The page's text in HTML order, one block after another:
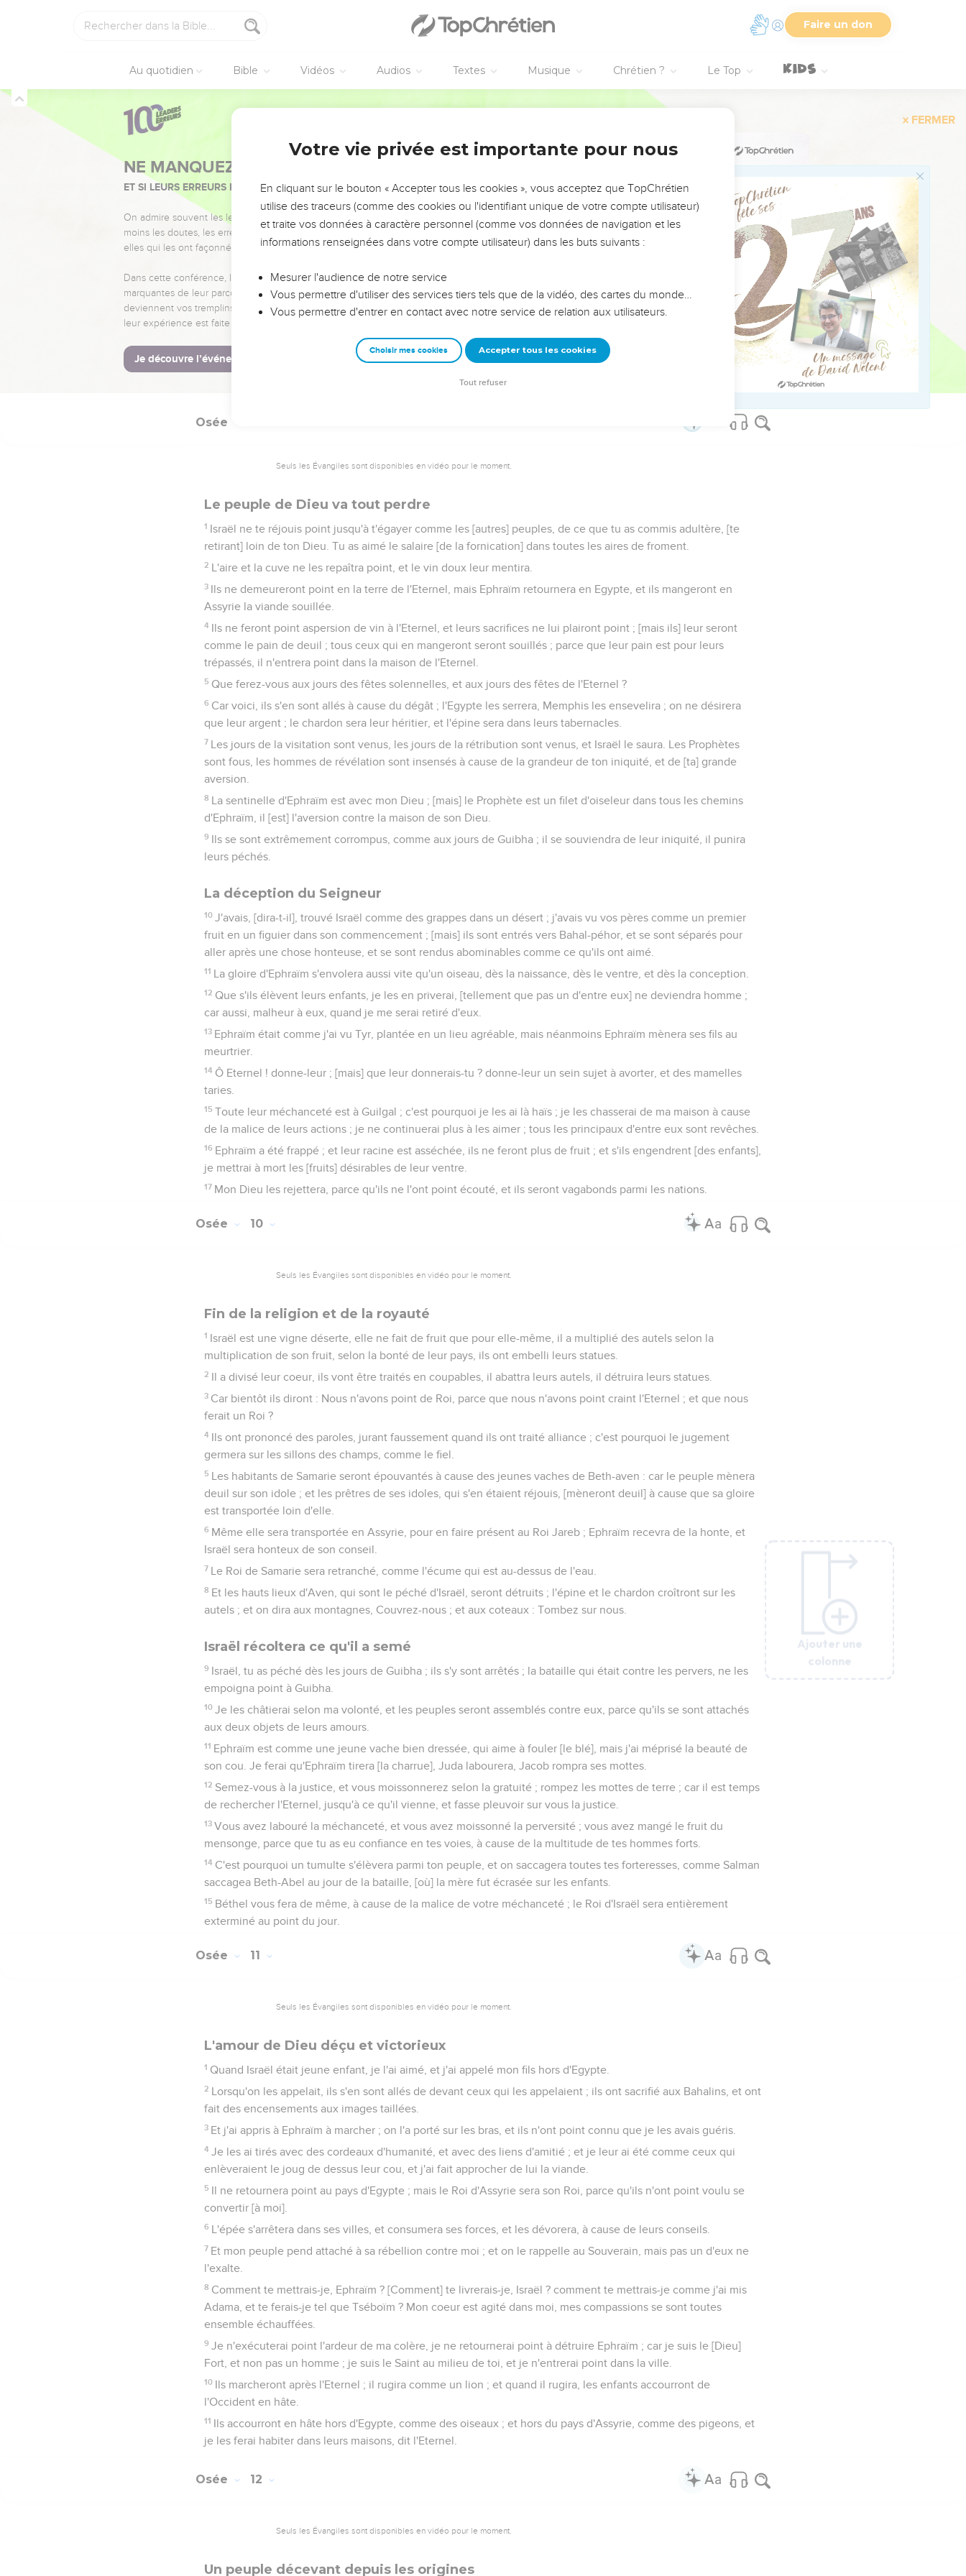
Faire un don
Au quotidien Bible Vidéos Audios Textes Musique Chrétien ? Le Top
des dieux de leur or et de leur argent ; c'est pourquoi ils seront retranchés.
[s'adonner] à l'innocence ?
Car il est aussi d'Israël, l'orfèvre l'a fait, et il n'est point Dieu ; c'est pourquoi le veau de Samarie sera mis en
point de farine, et s'il en fait, les étrangers la dévoreront.
8 Israël est dévoré ; il est maintenant entre les nations comme un vaisseau dont on ne se soucie point.
9 Car ils sont montés vers le Roi d'Assyrie qui est un âne sauvage, se tenant seul à part ; Ephraïm a donné des
gages à ceux qu'il aimait.
10 Et parce qu'ils ont donné des gages aux nations, je les assemblerai maintenant ; on y a même commencé
quelque peu, à cause de l'impôt [pour] le Roi des Princes.
12 Je lui ai écrit les grandes choses de ma Loi, [mais] elles sont estimées comme des lois étrangères.
Quant aux sacrifices qui me sont offerts, ils sacrifient de la chair, et la mangent ; [mais] l'Eternel ne les
accepte point, et maintenant il se souviendra de leur iniquité, et punira leurs péchés ; ils retourneront en
14 Israël a mis en oubli celui qui l'a fait, et il a bâti des palais ; et Juda a fait plusieurs villes fortes ; c'est pourquoi
j'enverrai le feu dans les villes de celui ci, quand il aura dévoré les palais de celui-là.
Ajouter une
colonne
Osée
Seuls les Évangiles sont disponibles en vidéo pour le moment.
Le peuple de Dieu va tout perdre
1 Israël ne te réjouis point jusqu'à t'égayer comme les [autres] peuples, de ce que tu as commis adultère, [te
retirant] loin de ton Dieu. Tu as aimé le salaire [de la fornication] dans toutes les aires de froment.
2 L'aire et la cuve ne les repaîtra point, et le vin doux leur mentira.
3 Ils ne demeureront point en la terre de l'Eternel, mais Ephraïm retournera en Egypte, et ils mangeront en
Assyrie la viande souillée.
4 Ils ne feront point aspersion de vin à l'Eternel, et leurs sacrifices ne lui plairont point ; [mais ils] leur seront
comme le pain de deuil ; tous ceux qui en mangeront seront souillés ; parce que leur pain est pour leurs
trépassés, il n'entrera point dans la maison de l'Eternel.
5 Que ferez-vous aux jours des fêtes solennelles, et aux jours des fêtes de l'Eternel ?
6 Car voici, ils s'en sont allés à cause du dégât ; l'Egypte les serrera, Memphis les ensevelira ; on ne désirera
que leur argent ; le chardon sera leur héritier, et l'épine sera dans leurs tabernacles.
7 Les jours de la visitation sont venus, les jours de la rétribution sont venus, et Israël le saura. Les Prophètes
sont fous, les hommes de révélation sont insensés à cause de la grandeur de ton iniquité, et de [ta] grande
aversion.
8 La sentinelle d'Ephraïm est avec mon Dieu ; [mais] le Prophète est un filet d'oiseleur dans tous les chemins
d'Ephraïm, il [est] l'aversion contre la maison de son Dieu.
9 Ils se sont extrêmement corrompus, comme aux jours de Guibha ; il se souviendra de leur iniquité, il punira
leurs péchés.
La déception du Seigneur
10 J'avais, [dira-t-il], trouvé Israël comme des grappes dans un désert ; j'avais vu vos pères comme un premier
fruit en un figuier dans son commencement ; [mais] ils sont entrés vers Bahal-péhor, et se sont séparés pour
aller après une chose honteuse, et se sont rendus abominables comme ce qu'ils ont aimé.
11 La gloire d'Ephraïm s'envolera aussi vite qu'un oiseau, dès la naissance, dès le ventre, et dès la conception.
12 Que s'ils élèvent leurs enfants, je les en priverai, [tellement que pas un d'entre eux] ne deviendra homme ;
car aussi, malheur à eux, quand je me serai retiré d'eux.
13 Ephraïm était comme j'ai vu Tyr, plantée en un lieu agréable, mais néanmoins Ephraïm mènera ses fils au
meurtrier.
14 Ô Eternel ! donne-leur ; [mais] que leur donnerais-tu ? donne-leur un sein sujet à avorter, et des mamelles
taries.
15 Toute leur méchanceté est à Guilgal ; c'est pourquoi je les ai là haïs ; je les chasserai de ma maison à cause
de la malice de leurs actions ; je ne continuerai plus à les aimer ; tous les principaux d'entre eux sont revêches.
16 Ephraïm a été frappé ; et leur racine est asséchée, ils ne feront plus de fruit ; et s'ils engendrent [des enfants],
je mettrai à mort les [fruits] désirables de leur ventre.
17 Mon Dieu les rejettera, parce qu'ils ne l'ont point écouté, et ils seront vagabonds parmi les nations.
Ajouter une
colonne
Osée 10
Seuls les Évangiles sont disponibles en vidéo pour le moment.
Fin de la religion et de la royauté
1 Israël est une vigne déserte, elle ne fait de fruit que pour elle-même, il a multiplié des autels selon la
multiplication de son fruit, selon la bonté de leur pays, ils ont embelli leurs statues.
2 Il a divisé leur coeur, ils vont être traités en coupables, il abattra leurs autels, il détruira leurs statues.
3 Car bientôt ils diront : Nous n'avons point de Roi, parce que nous n'avons point craint l'Eternel ; et que nous
ferait un Roi ?
4 Ils ont prononcé des paroles, jurant faussement quand ils ont traité alliance ; c'est pourquoi le jugement
germera sur les sillons des champs, comme le fiel.
5 Les habitants de Samarie seront épouvantés à cause des jeunes vaches de Beth-aven : car le peuple mènera
deuil sur son idole ; et les prêtres de ses idoles, qui s'en étaient réjouis, [mèneront deuil] à cause que sa gloire
est transportée loin d'elle.
6 Même elle sera transportée en Assyrie, pour en faire présent au Roi Jareb ; Ephraïm recevra de la honte, et
Israël sera honteux de son conseil.
7 Le Roi de Samarie sera retranché, comme l'écume qui est au-dessus de l'eau.
8 Et les hauts lieux d'Aven, qui sont le péché d'Israël, seront détruits ; l'épine et le chardon croîtront sur les
autels ; et on dira aux montagnes, Couvrez-nous ; et aux coteaux : Tombez sur nous.
Israël récoltera ce qu'il a semé
9 Israël, tu as péché dès les jours de Guibha ; ils s'y sont arrêtés ; la bataille qui était contre les pervers, ne les
empoigna point à Guibha.
10 Je les châtierai selon ma volonté, et les peuples seront assemblés contre eux, parce qu'ils se sont attachés
aux deux objets de leurs amours.
11 Ephraïm est comme une jeune vache bien dressée, qui aime à fouler [le blé], mais j'ai méprisé la beauté de
son cou. Je ferai qu'Ephraïm tirera [la charrue], Juda labourera, Jacob rompra ses mottes.
12 Semez-vous à la justice, et vous moissonnerez selon la gratuité ; rompez les mottes de terre ; car il est temps
de rechercher l'Eternel, jusqu'à ce qu'il vienne, et fasse pleuvoir sur vous la justice.
13 Vous avez labouré la méchanceté, et vous avez moissonné la perversité ; vous avez mangé le fruit du
mensonge, parce que tu as eu confiance en tes voies, à cause de la multitude de tes hommes forts.
14 C'est pourquoi un tumulte s'élèvera parmi ton peuple, et on saccagera toutes tes forteresses, comme Salman
saccagea Beth-Abel au jour de la bataille, [où] la mère fut écrasée sur les enfants.
15 Béthel vous fera de même, à cause de la malice de votre méchanceté ; le Roi d'Israël sera entièrement
exterminé au point du jour.
Ajouter une
colonne
Osée 11
Seuls les Évangiles sont disponibles en vidéo pour le moment.
L'amour de Dieu déçu et victorieux
1 Quand Israël était jeune enfant, je l'ai aimé, et j'ai appelé mon fils hors d'Egypte.
2 Lorsqu'on les appelait, ils s'en sont allés de devant ceux qui les appelaient ; ils ont sacrifié aux Bahalins, et ont
fait des encensements aux images taillées.
3 Et j'ai appris à Ephraïm à marcher ; on l'a porté sur les bras, et ils n'ont point connu que je les avais guéris.
4 Je les ai tirés avec des cordeaux d'humanité, et avec des liens d'amitié ; et je leur ai été comme ceux qui
enlèveraient le joug de dessus leur cou, et j'ai fait approcher de lui la viande.
5 Il ne retournera point au pays d'Egypte ; mais le Roi d'Assyrie sera son Roi, parce qu'ils n'ont point voulu se
convertir [à moi].
6 L'épée s'arrêtera dans ses villes, et consumera ses forces, et les dévorera, à cause de leurs conseils.
7 Et mon peuple pend attaché à sa rébellion contre moi ; et on le rappelle au Souverain, mais pas un d'eux ne
l'exalte.
8 Comment te mettrais-je, Ephraïm ? [Comment] te livrerais-je, Israël ? comment te mettrais-je comme j'ai mis
Adama, et te ferais-je tel que Tséboïm ? Mon coeur est agité dans moi, mes compassions se sont toutes
ensemble échauffées.
9 Je n'exécuterai point l'ardeur de ma colère, je ne retournerai point à détruire Ephraïm ; car je suis le [Dieu]
Fort, et non pas un homme ; je suis le Saint au milieu de toi, et je n'entrerai point dans la ville.
10 Ils marcheront après l'Eternel ; il rugira comme un lion ; et quand il rugira, les enfants accourront de
l'Occident en hâte.
11 Ils accourront en hâte hors d'Egypte, comme des oiseaux ; et hors du pays d'Assyrie, comme des pigeons, et
je les ferai habiter dans leurs maisons, dit l'Eternel.
Ajouter une
colonne
Osée 12
Seuls les Évangiles sont disponibles en vidéo pour le moment.
Un peuple décevant depuis les origines
Ajouter une
colonne
Ajouter une
colonne
Ajouter une
colonne
Votre vie privée est importante pour nous
En cliquant sur le bouton « Accepter tous les cookies », vous acceptez que TopChrétien
utilise des traceurs (comme des cookies ou l'identifiant unique de votre compte utilisateur)
et traite vos données à caractère personnel (comme vos données de navigation et les
informations renseignées dans votre compte utilisateur) dans les buts suivants :
Mesurer l'audience de notre service
Vous permettre d'utiliser des services tiers tels que de la vidéo, des cartes du monde…
Vous permettre d'entrer en contact avec notre service de relation aux utilisateurs.
Choisir mes cookies Accepter tous les cookies
Tout refuser